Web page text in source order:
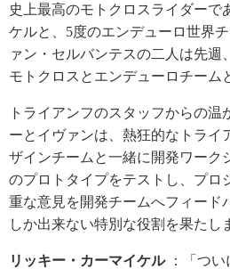
史上最高のモトクロスライダーで
ケルと、5度のエンデューロ世界
ァン・セルバンテスの二人は先週
モトクロスとエンデューロチーム
トライアンフのスタッフからの温
ーとイヴァンは、熱狂的なトライ
ザインチームと一緒に開発ワーク
のプロトタイプをテストし、プロ
重な意見を開発チームへフィード
しか出来ない特別な役割を果たし
リッキー・カーマイケル ：「つ